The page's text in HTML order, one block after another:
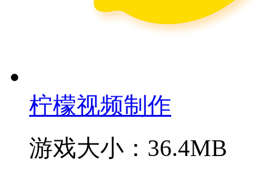
柠檬视频制作
游戏大小：36.4MB